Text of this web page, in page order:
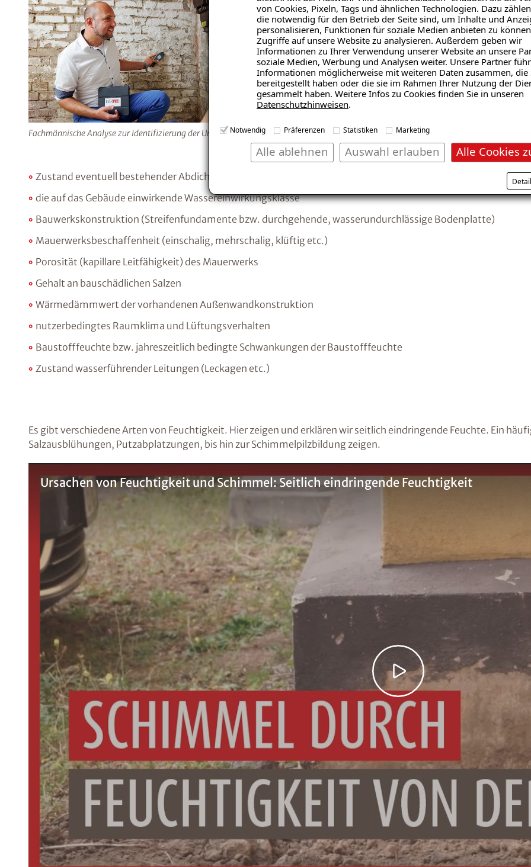
von Cookies, Pixeln, Tags und ähnlichen Technologien. Dazu
die notwendig für den Betrieb der Seite sind, um Inhalte und
personalisieren, Funktionen für soziale Medien anbieten zu
Zugriffe auf unsere Website zu analysieren. Außerdem geben wir
Informationen zu Ihrer Verwendung unserer Website an unsere
soziale Medien, Werbung und Analysen weiter. Unsere Partner
Informationen möglicherweise mit weiteren Daten zusammen, die
bereitgestellt haben oder die sie im Rahmen Ihrer Nutzung der
gesammelt haben. Weitere Infos zu Cookies finden Sie in unseren
Datenschutzhinweisen.
Notwendig Präferenzen Statistiken Marketing
Alle Cookies
Auswahl erlauben
Alle ablehnen
Fachmännische Analyse zur Identifizierung der Ursache.
Bausubstanz zu klären. Denn eine Durchfeuchtung
Kombination mehrerer Feuchteursachen haben. Das
Feuchteschäden ist eine möglichst exakte
genug betont werden. Fehler, die in diesem frühen
kostenintensiv aufgeholt werden.
Mit Analysetechnik und strukturierten Checklisten
Zustand eventuell bestehender Abdichtungen
die auf das Gebäude einwirkende Wassereinwirkungsklasse
Bauwerkskonstruktion (Streifenfundamente bzw. durchgehende, wasserundurchlässige Bodenplatte)
Mauerwerksbeschaffenheit (einschalig, mehrschalig, klüftig etc.)
Porosität (kapillare Leitfähigkeit) des Mauerwerks
Gehalt an bauschädlichen Salzen
Wärmedämmwert der vorhandenen Außenwandkonstruktion
nutzerbedingtes Raumklima und Lüftungsverhalten
Baustofffeuchte bzw. jahreszeitlich bedingte Schwankungen der Baustofffeuchte
Zustand wasserführender Leitungen (Leckagen etc.)
Es gibt verschiedene Arten von Feuchtigkeit. Hier zeigen und erklären wir seitlich eindringende Feuchte. Ein
Salzausblühungen, Putzabplatzungen, bis hin zur Schimmelpilzbildung zeigen.
Ursachen von Feuchtigkeit und Schimmel: Seitlich eindringende Feuchtigkeit